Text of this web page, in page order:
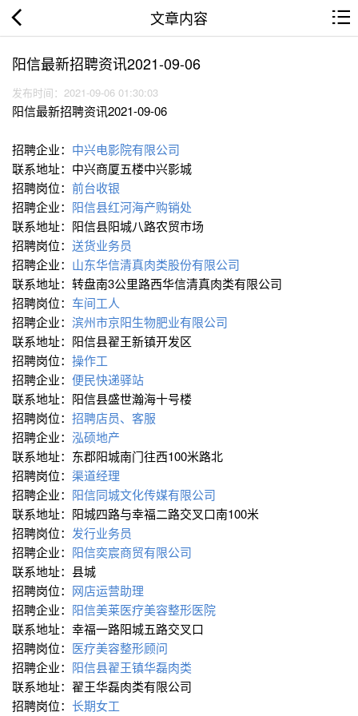
文章内容
阳信最新招聘资讯2021-09-06
发布时间：2021-09-06 01:30:03
阳信最新招聘资讯2021-09-06
招聘企业： 中兴电影院有限公司
联系地址：中兴商厦五楼中兴影城
招聘岗位： 前台收银
招聘企业： 阳信县红河海产购销处
联系地址：阳信县阳城八路农贸市场
招聘岗位： 送货业务员
招聘企业： 山东华信清真肉类股份有限公司
联系地址：转盘南3公里路西华信清真肉类有限公司
招聘岗位： 车间工人
招聘企业： 滨州市京阳生物肥业有限公司
联系地址：阳信县翟王新镇开发区
招聘岗位： 操作工
招聘企业： 便民快递驿站
联系地址：阳信县盛世瀚海十号楼
招聘岗位： 招聘店员、客服
招聘企业： 泓硕地产
联系地址：东郡阳城南门往西100米路北
招聘岗位： 渠道经理
招聘企业： 阳信同城文化传媒有限公司
联系地址：阳城四路与幸福二路交叉口南100米
招聘岗位： 发行业务员
招聘企业： 阳信奕宸商贸有限公司
联系地址：县城
招聘岗位： 网店运营助理
招聘企业： 阳信美莱医疗美容整形医院
联系地址：幸福一路阳城五路交叉口
招聘岗位： 医疗美容整形顾问
招聘企业： 阳信县翟王镇华磊肉类
联系地址：翟王华磊肉类有限公司
招聘岗位： 长期女工